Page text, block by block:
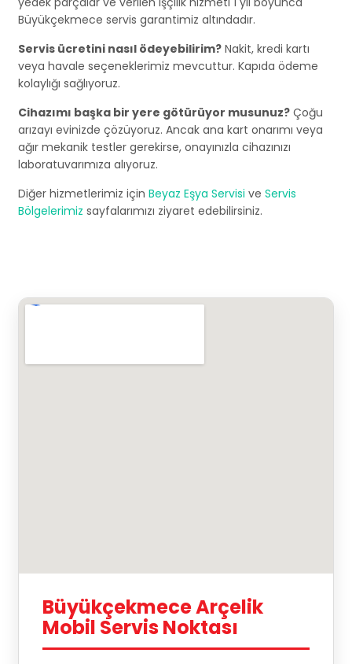
Büyükçekmece servis garantimiz altındadır.
Servis ücretini nasıl ödeyebilirim? Nakit, kredi kartı
veya havale seçeneklerimiz mevcuttur. Kapıda ödeme
kolaylığı sağlıyoruz.
Cihazımı başka bir yere götürüyor musunuz? Çoğu
arızayı evinizde çözüyoruz. Ancak ana kart onarımı veya
ağır mekanik testler gerekirse, onayınızla cihazınızı
laboratuvarımıza alıyoruz.
Diğer hizmetlerimiz için Beyaz Eşya Servisi ve Servis
Bölgelerimiz sayfalarımızı ziyaret edebilirsiniz.
Büyükçekmece Arçelik
Mobil Servis Noktası